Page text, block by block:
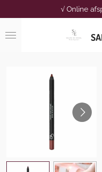
direct
naar
√ Online